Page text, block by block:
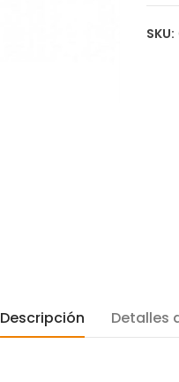
SKU:
Descripción Detalles